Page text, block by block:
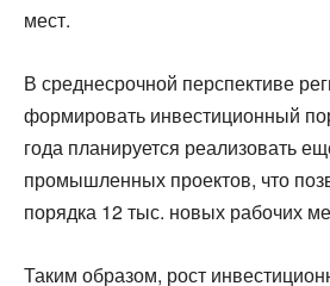
мест.
В среднесрочной перспективе
формировать инвестиционный
года планируется реализовать
промышленных проектов, что
порядка 12 тыс. новых рабочих
Таким образом, рост